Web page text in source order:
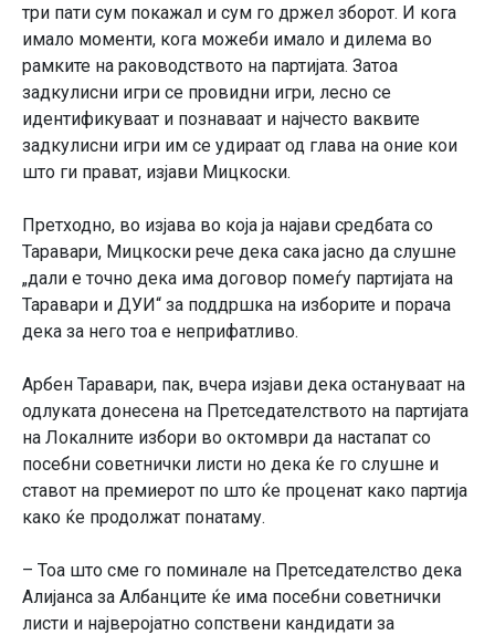
три пати сум покажал и сум го држел зборот. И кога
имало моменти, кога можеби имало и дилема во
рамките на раководството на партијата. Затоа
задкулисни игри се провидни игри, лесно се
идентификуваат и познаваат и најчесто ваквите
задкулисни игри им се удираат од глава на оние кои
што ги прават, изјави Мицкоски.
Претходно, во изјава во која ја најави средбата со
Таравари, Мицкоски рече дека сака јасно да слушне
„дали е точно дека има договор помеѓу партијата на
Таравари и ДУИ“ за поддршка на изборите и порача
дека за него тоа е неприфатливо.
Арбен Таравари, пак, вчера изјави дека остануваат на
одлуката донесена на Претседателството на партијата
на Локалните избори во октомври да настапат со
посебни советнички листи но дека ќе го слушне и
ставот на премиерот по што ќе проценат како партија
како ќе продолжат понатаму.
– Тоа што сме го поминале на Претседателство дека
Алијанса за Албанците ќе има посебни советнички
листи и најверојатно сопствени кандидати за